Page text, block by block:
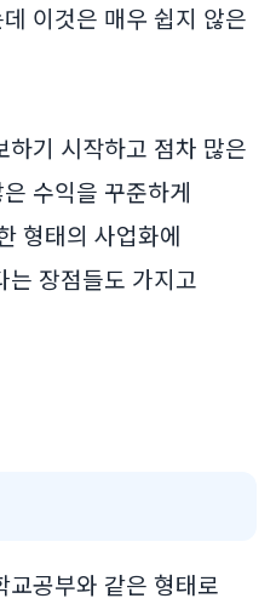
이것은 매우 쉽지 않은
기 시작하고 점차 많은
수익을 꾸준하게
형태의 사업화에
는 장점들도 가지고
교공부와 같은 형태로